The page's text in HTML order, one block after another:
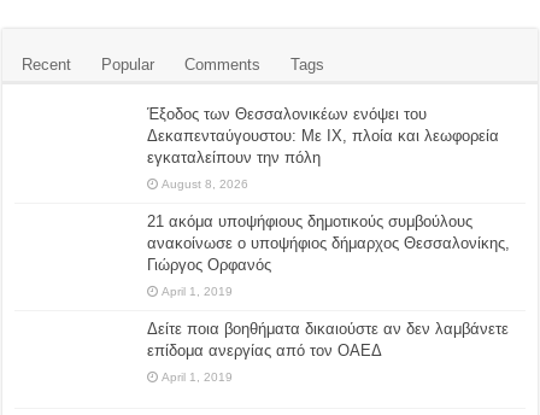
Recent Popular Comments Tags
Έξοδος των Θεσσαλονικέων ενόψει του
Δεκαπενταύγουστου: Με ΙΧ, πλοία και λεωφορεία
εγκαταλείπουν την πόλη
August 8, 2026
21 ακόμα υποψήφιους δημοτικούς συμβούλους
ανακοίνωσε ο υποψήφιος δήμαρχος Θεσσαλονίκης,
Γιώργος Ορφανός
April 1, 2019
Δείτε ποια βοηθήματα δικαιούστε αν δεν λαμβάνετε
επίδομα ανεργίας από τον ΟΑΕΔ
April 1, 2019